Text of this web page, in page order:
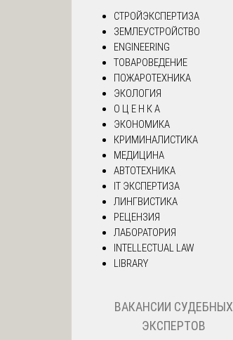
СТРОЙЭКСПЕРТИЗА
ЗЕМЛЕУСТРОЙСТВО
ENGINEERING
ТОВАРОВЕДЕНИЕ
ПОЖАРОТЕХНИКА
ЭКОЛОГИЯ
О Ц Е Н К А
ЭКОНОМИКА
КРИМИНАЛИСТИКА
МЕДИЦИНА
АВТОТЕХНИКА
IT ЭКСПЕРТИЗА
ЛИНГВИСТИКА
РЕЦЕНЗИЯ
ЛАБОРАТОРИЯ
INTELLECTUAL LAW
LIBRARY
ВАКАНСИИ СУДЕБНЫХ
ЭКСПЕРТОВ